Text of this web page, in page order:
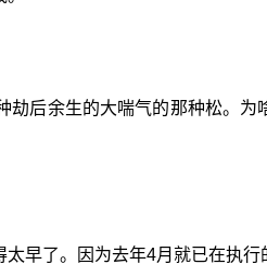
后余生的大喘气的那种松。
了。因为去年4月就已在执行